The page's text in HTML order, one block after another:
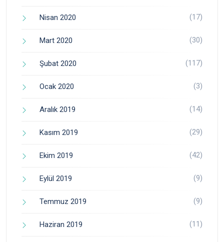
Nisan 2020 (17)
Mart 2020 (30)
Şubat 2020 (117)
Ocak 2020 (3)
Aralık 2019 (14)
Kasım 2019 (29)
Ekim 2019 (42)
Eylül 2019 (9)
Temmuz 2019 (9)
Haziran 2019 (11)